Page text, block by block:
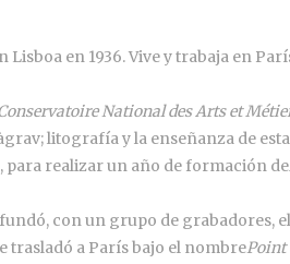
Lisboa en 1936. Vive y trabaja en
National des Arts et
litografía y la enseñanza de
para realizar un año de formación de
fundó, con un grupo de grabadores,
trasladó a París bajo el nombrePoint